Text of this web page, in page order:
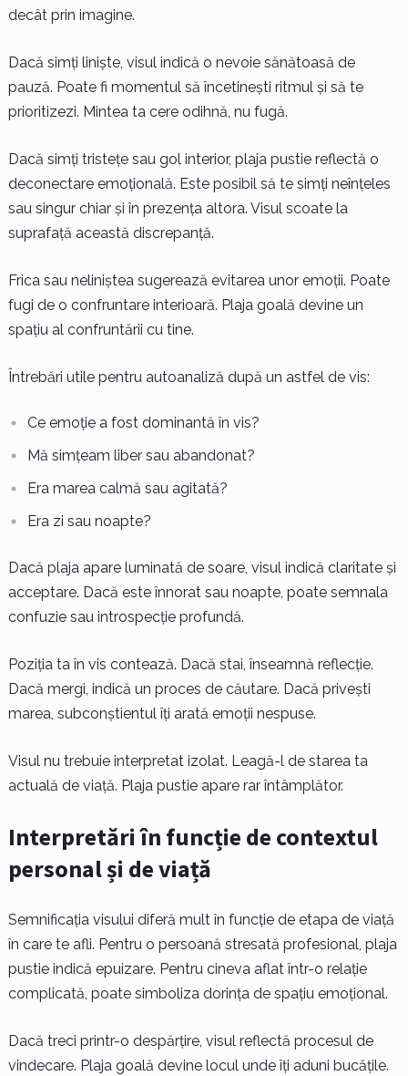
decât prin imagine.
Dacă simți liniște, visul indică o nevoie sănătoasă de
pauză. Poate fi momentul să încetinești ritmul și să te
prioritizezi. Mintea ta cere odihnă, nu fugă.
Dacă simți tristețe sau gol interior, plaja pustie reflectă o
deconectare emoțională. Este posibil să te simți neînțeles
sau singur chiar și în prezența altora. Visul scoate la
suprafață această discrepanță.
Frica sau neliniștea sugerează evitarea unor emoții. Poate
fugi de o confruntare interioară. Plaja goală devine un
spațiu al confruntării cu tine.
Întrebări utile pentru autoanaliză după un astfel de vis:
Ce emoție a fost dominantă în vis?
Mă simțeam liber sau abandonat?
Era marea calmă sau agitată?
Era zi sau noapte?
Dacă plaja apare luminată de soare, visul indică claritate și
acceptare. Dacă este înnorat sau noapte, poate semnala
confuzie sau introspecție profundă.
Poziția ta în vis contează. Dacă stai, înseamnă reflecție.
Dacă mergi, indică un proces de căutare. Dacă privești
marea, subconștientul îți arată emoții nespuse.
Visul nu trebuie interpretat izolat. Leagă-l de starea ta
actuală de viață. Plaja pustie apare rar întâmplător.
Interpretări în funcție de contextul
personal și de viață
Semnificația visului diferă mult în funcție de etapa de viață
în care te afli. Pentru o persoană stresată profesional, plaja
pustie indică epuizare. Pentru cineva aflat într-o relație
complicată, poate simboliza dorința de spațiu emoțional.
Dacă treci printr-o despărțire, visul reflectă procesul de
vindecare. Plaja goală devine locul unde îți aduni bucățile.